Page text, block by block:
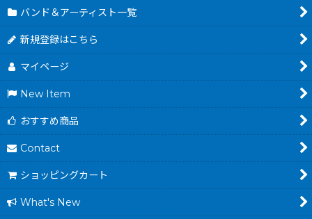
バンド＆アーティスト一覧
新規登録はこちら
マイページ
New Item
おすすめ商品
Contact
ショッピングカート
What's New